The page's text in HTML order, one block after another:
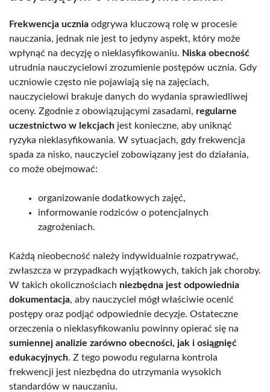
Frekwencja ucznia odgrywa kluczową rolę w procesie
nauczania, jednak nie jest to jedyny aspekt, który może
wpłynąć na decyzję o nieklasyfikowaniu. Niska obecność
utrudnia nauczycielowi zrozumienie postępów ucznia. Gdy
uczniowie często nie pojawiają się na zajęciach,
nauczycielowi brakuje danych do wydania sprawiedliwej
oceny. Zgodnie z obowiązującymi zasadami, regularne
uczestnictwo w lekcjach jest konieczne, aby uniknąć
ryzyka nieklasyfikowania. W sytuacjach, gdy frekwencja
spada za nisko, nauczyciel zobowiązany jest do działania,
co może obejmować:
organizowanie dodatkowych zajęć,
informowanie rodziców o potencjalnych
zagrożeniach.
Każdą nieobecność należy indywidualnie rozpatrywać,
zwłaszcza w przypadkach wyjątkowych, takich jak choroby.
W takich okolicznościach niezbędna jest odpowiednia
dokumentacja, aby nauczyciel mógł właściwie ocenić
postępy oraz podjąć odpowiednie decyzje. Ostateczne
orzeczenia o nieklasyfikowaniu powinny opierać się na
sumiennej analizie zarówno obecności, jak i osiągnięć
edukacyjnych. Z tego powodu regularna kontrola
frekwencji jest niezbędna do utrzymania wysokich
standardów w nauczaniu.